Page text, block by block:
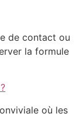
de contact ou
la formule
où les